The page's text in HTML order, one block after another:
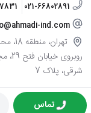
021-66802891
ind.com
شرقی، پلاک 7
تماس